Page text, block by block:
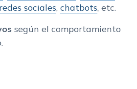
sociales, chatbots, etc.
según el comportamiento